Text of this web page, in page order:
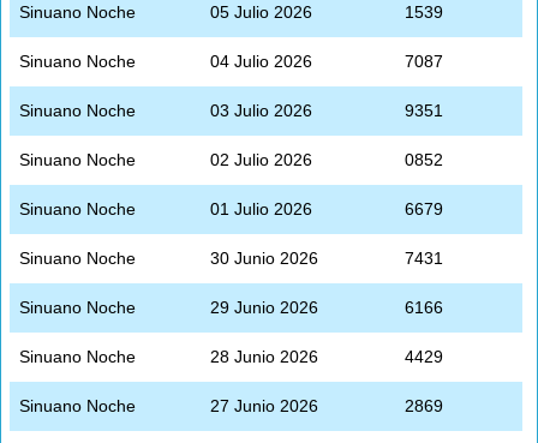
Sinuano Noche 05 Julio 2026 1539
Sinuano Noche 04 Julio 2026 7087
Sinuano Noche 03 Julio 2026 9351
Sinuano Noche 02 Julio 2026 0852
Sinuano Noche 01 Julio 2026 6679
Sinuano Noche 30 Junio 2026 7431
Sinuano Noche 29 Junio 2026 6166
Sinuano Noche 28 Junio 2026 4429
Sinuano Noche 27 Junio 2026 2869